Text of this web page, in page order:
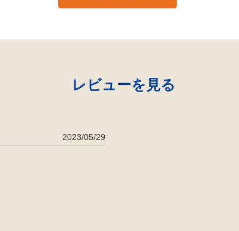
レビューを見る
2023/05/29